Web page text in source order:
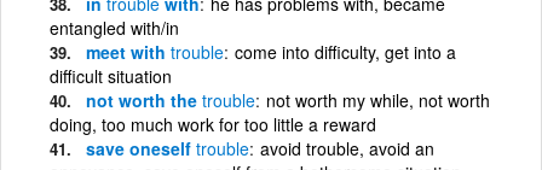
entangled with/in
meet with trouble come into difficulty, get into a
difficult situation
not worth the trouble not worth my while, not worth
doing, too much work for too little a reward
save oneself trouble avoid trouble, avoid an